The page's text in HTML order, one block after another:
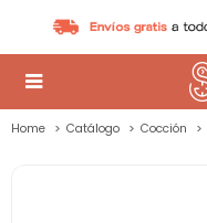

Home Catálogo Cocción